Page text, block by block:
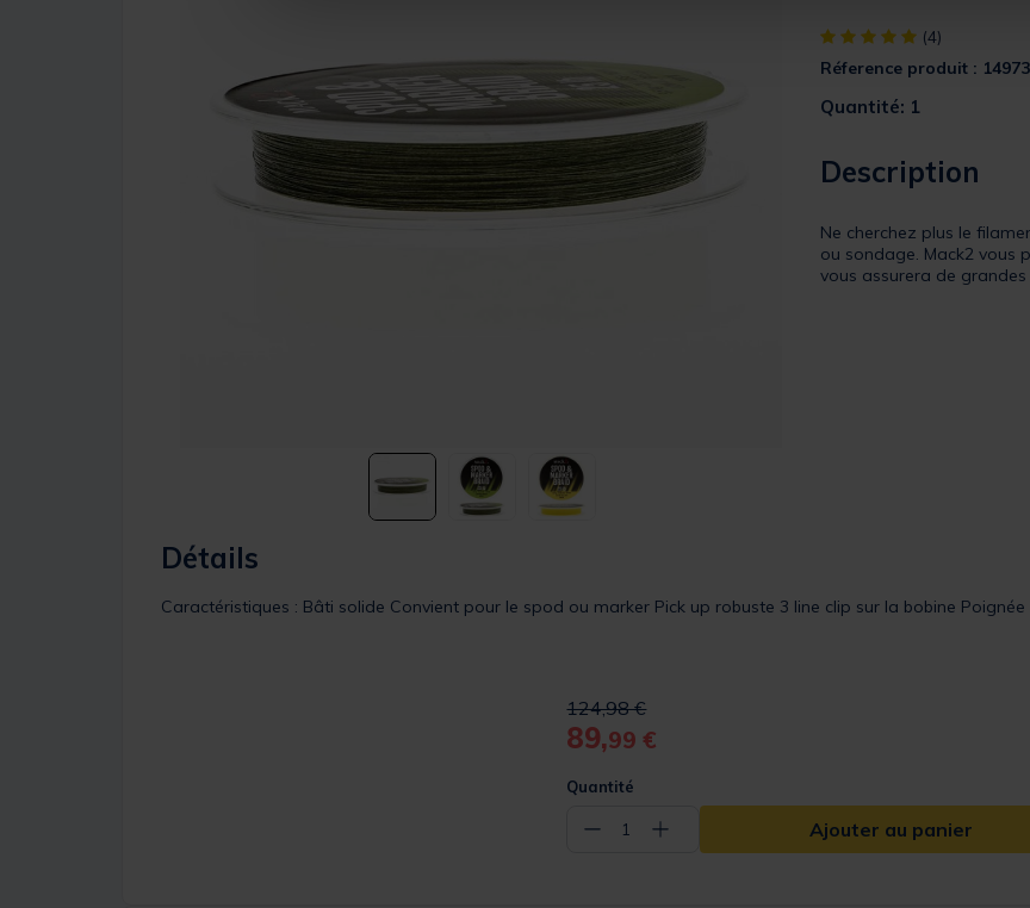
[object Object] out of 5
(4)
Réference produit :
Quantité: 1
Description
Ne cherchez plus le
ou sondage. Mack2 vous
vous assurera de
Détails
Caractéristiques : Bâti solide Convient pour le spod ou marker Pick up robuste 3 line clip sur la bobine
Price reduced from
124,98 €to
89,99 €
Quantité
− 1 + Ajouter au panier